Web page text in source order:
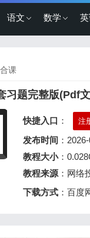
语文 数学
课
习题完整版(Pdf
快捷入口 ： 注
发布时间 ：
教程大小：
教程来源 ：网络
下载方式 ：百度